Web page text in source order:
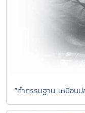
"ทำกรรมฐาน เหมือน